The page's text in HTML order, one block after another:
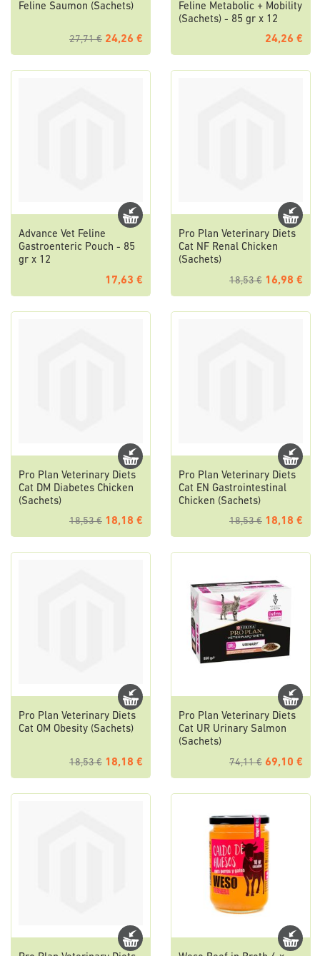
Feline Saumon (Sachets)
27,71 € 24,26 €
Feline Metabolic + Mobility
(Sachets) - 85 gr x 12
24,26 €
Advance Vet Feline
Gastroenteric Pouch - 85
gr x 12
17,63 €
Pro Plan Veterinary Diets
Cat NF Renal Chicken
(Sachets)
18,53 € 16,98 €
Pro Plan Veterinary Diets
Cat DM Diabetes Chicken
(Sachets)
18,53 € 18,18 €
Pro Plan Veterinary Diets
Cat EN Gastrointestinal
Chicken (Sachets)
18,53 € 18,18 €
Pro Plan Veterinary Diets
Cat OM Obesity (Sachets)
18,53 € 18,18 €
Pro Plan Veterinary Diets
Cat UR Urinary Salmon
(Sachets)
74,11 € 69,10 €